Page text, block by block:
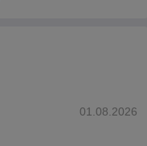
01.08.2026